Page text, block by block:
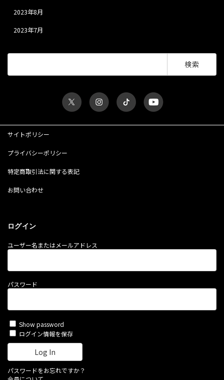
2023年8月
2023年7月
検
サイトポリシー
プライバシーポリシー
特定商取引法に関する表記
お問い合わせ
ログイン
ユーザー名またはメールアドレス
パスワード
Show password
ログイン情報を保存
パスワードをお忘れですか？